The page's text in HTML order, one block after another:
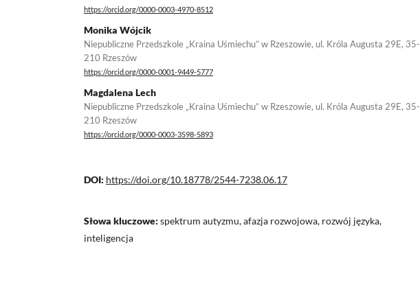
https://orcid.org/0000-0003-4970-8512
Monika Wójcik
Niepubliczne Przedszkole „Kraina Uśmiechu” w Rzeszowie, ul. Króla Augusta 29E, 35-
210 Rzeszów
https://orcid.org/0000-0001-9449-5777
Magdalena Lech
Niepubliczne Przedszkole „Kraina Uśmiechu” w Rzeszowie, ul. Króla Augusta 29E, 35-
210 Rzeszów
https://orcid.org/0000-0003-3598-5893
DOI: https://doi.org/10.18778/2544-7238.06.17
Słowa kluczowe: spektrum autyzmu, afazja rozwojowa, rozwój języka,
inteligencja